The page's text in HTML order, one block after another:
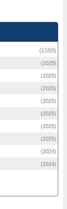
(17/03)
(2025)
(2025)
(2025)
(2025)
(2025)
(2025)
(2025)
(2024)
(2024)